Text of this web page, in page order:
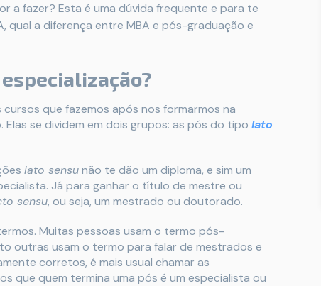
a fazer? Esta é uma dúvida frequente e para te
qual a diferença entre MBA e pós-graduação e
que fazemos após nos formarmos na
se dividem em dois grupos: as pós do tipo lato
lato sensunão te dão um diploma, e sim um
Já para ganhar o título de mestre ou
sensu, ou seja, um mestrado ou doutorado.
Muitas pessoas usam o termo pós-
outras usam o termo para falar de mestrados e
corretos, é mais usual chamar as
que quem termina uma pós é um especialista ou